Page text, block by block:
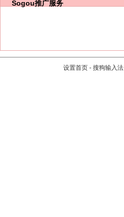
Sogou推广服务
设置首页 - 搜狗输入法